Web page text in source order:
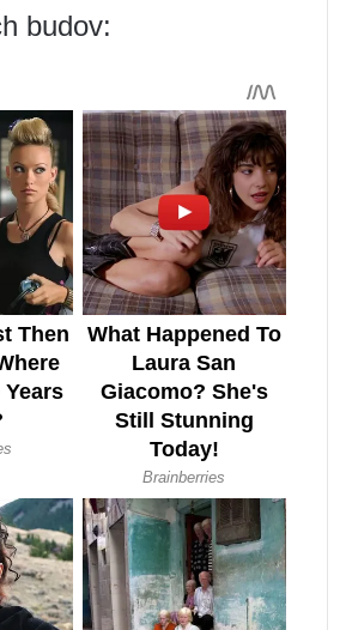
budov: